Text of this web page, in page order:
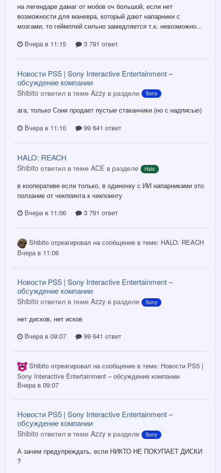
на легендаре дамаг от мобов оч большой, если нет
возможности для маневра, который дают напарники с
мозгами, то геймплей сильно замедляется т.к. невозможно...
Вчера в 11:15
3 791 ответ
Новости PS5 | Sony Interactive Entertainment –
обсуждение компании
Shibito ответил в теме Azzy в разделе Sony
ага, только Сони продает пустые стаканчики (но с надписью)
Вчера в 11:10
99 641 ответ
HALO: REACH
Shibito ответил в теме ACE в разделе Halo
в кооперативе если только, в одиночку с ИИ напарниками это
ползание от чекпоинта к чекпоинту
Вчера в 11:06
3 791 ответ
Shibito отреагировал на сообщение в теме: HALO: REACH
Вчера в 11:06
Новости PS5 | Sony Interactive Entertainment –
обсуждение компании
Shibito ответил в теме Azzy в разделе Sony
нет дисков, нет исков
Вчера в 09:07
99 641 ответ
Shibito отреагировал на сообщение в теме: Новости PS5 |
Sony Interactive Entertainment – обсуждение компании
Вчера в 09:07
Новости PS5 | Sony Interactive Entertainment –
обсуждение компании
Shibito ответил в теме Azzy в разделе Sony
А зачем предупреждать, если НИКТО НЕ ПОКУПАЕТ ДИСКИ
?